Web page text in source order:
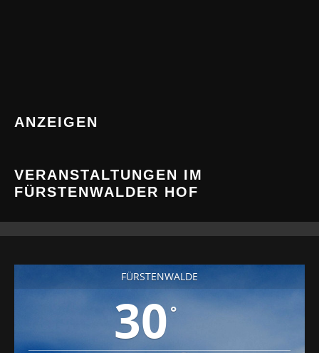
ANZEIGEN
VERANSTALTUNGEN IM
FÜRSTENWALDER HOF
FÜRSTENWALDE
30 °